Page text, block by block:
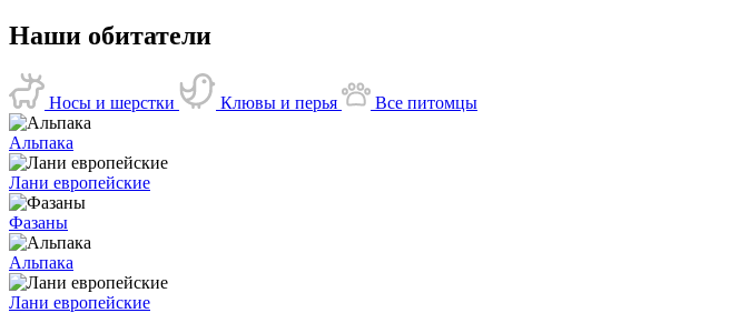
Наши обитатели
Носы и шерстки Клювы и перья Все питомцы
Альпака
Лани европейские
Фазаны
Альпака
Лани европейские